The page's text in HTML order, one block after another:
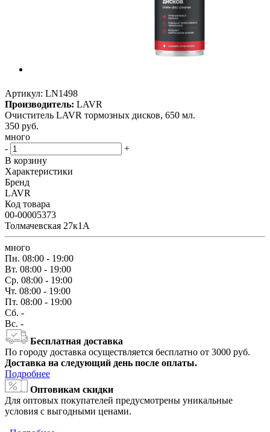
Артикул: LN1498
Производитель: LAVR
Очиститель LAVR тормозных дисков, 650 мл.
350 руб.
много
-
+
В корзину
Характеристики
Бренд
LAVR
Код товара
00-00005373
Толмачевская 27к1А
много
Пн. 08:00 - 19:00
Вт. 08:00 - 19:00
Ср. 08:00 - 19:00
Чт. 08:00 - 19:00
Пт. 08:00 - 19:00
Сб. -
Вс. -
Бесплатная доставка
По городу доставка осуществляется бесплатно от 3000 руб.
Доставка на следующий день после оплаты.
Подробнее
Оптовикам скидки
Для оптовых покупателей предусмотрены уникальные
условия с выгодными ценами.